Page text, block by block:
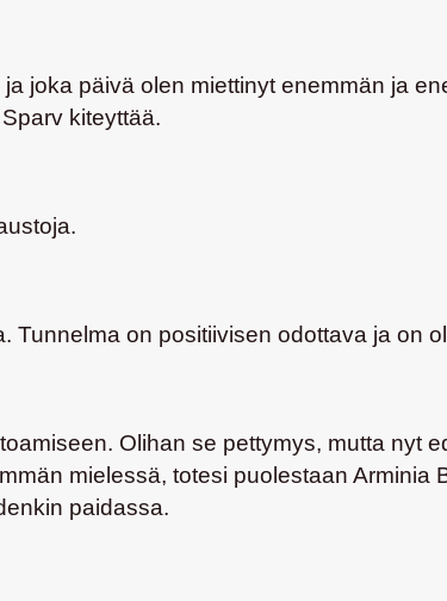
joka päivä olen miettinyt enemmän ja
kiteyttää.
on positiivisen odottava ja on
Olihan se pettymys, mutta nyt
mielessä, totesi puolestaan Arminia
paidassa.